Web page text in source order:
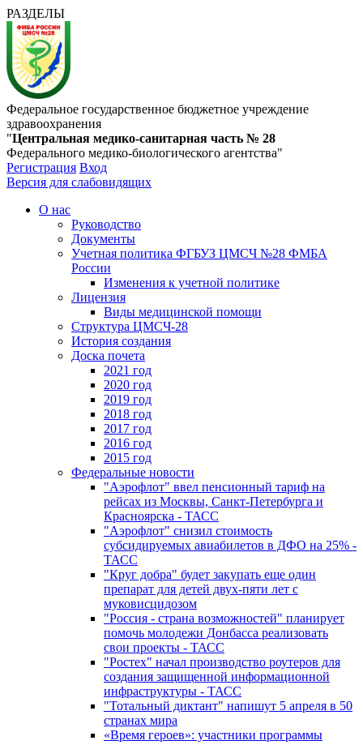
РАЗДЕЛЫ
Федеральное государственное бюджетное учреждение
здравоохранения
"Центральная медико-санитарная часть № 28
Федерального медико-биологического агентства"
Регистрация Вход
Версия для слабовидящих
О нас
Руководство
Документы
Учетная политика ФГБУЗ ЦМСЧ №28 ФМБА
России
Изменения к учетной политике
Лицензия
Виды медицинской помощи
Структура ЦМСЧ-28
История создания
Доска почета
2021 год
2020 год
2019 год
2018 год
2017 год
2016 год
2015 год
Федеральные новости
"Аэрофлот" ввел пенсионный тариф на
рейсах из Москвы, Санкт-Петербурга и
Красноярска - ТАСС
"Аэрофлот" снизил стоимость
субсидируемых авиабилетов в ДФО на 25% -
ТАСС
"Круг добра" будет закупать еще один
препарат для детей двух-пяти лет с
муковисцидозом
"Россия - страна возможностей" планирует
помочь молодежи Донбасса реализовать
свои проекты - ТАСС
"Ростех" начал производство роутеров для
создания защищенной информационной
инфраструктуры - ТАСС
"Тотальный диктант" напишут 5 апреля в 50
странах мира
«Время героев»: участники программы